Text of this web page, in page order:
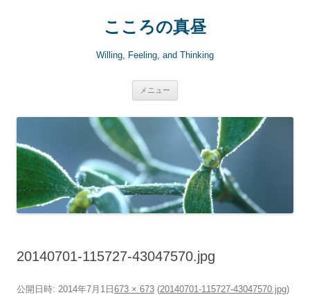
こころの真昼
Willing, Feeling, and Thinking
メニュー
ツ
へ
ス
プ
20140701-115727-43047570.jpg
公開日時: 2014年7月1日 673 × 673 (20140701-115727-43047570.jpg)